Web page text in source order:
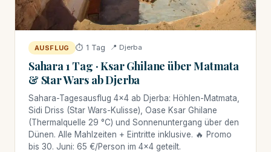
AUSFLUG ⏱ 1 Tag 📍 Djerba
Sahara 1 Tag · Ksar Ghilane über Matmata
& Star Wars ab Djerba
Sahara-Tagesausflug 4×4 ab Djerba: Höhlen-Matmata,
Sidi Driss (Star Wars-Kulisse), Oase Ksar Ghilane
(Thermalquelle 29 °C) und Sonnenuntergang über den
Dünen. Alle Mahlzeiten + Eintritte inklusive. 🔥 Promo
bis 30. Juni: 65 €/Person im 4×4 geteilt.